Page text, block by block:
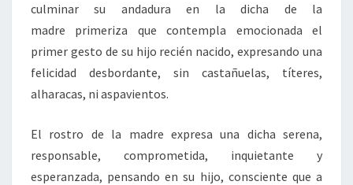
culminar su andadura en la dicha de la
madre primeriza que contempla emocionada el
primer gesto de su hijo recién nacido, expresando una
felicidad desbordante, sin castañuelas, títeres,
alharacas, ni aspavientos.
El rostro de la madre expresa una dicha serena,
responsable, comprometida, inquietante y
esperanzada, pensando en su hijo, consciente que a